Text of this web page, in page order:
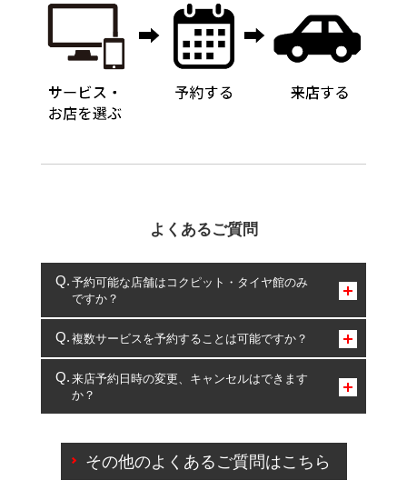
よくあるご質問
予約可能な店舗はコクピット・タイヤ館のみ
ですか？
コクピット・タイヤ館のみとなります。
複数サービスを予約することは可能ですか？
複数サービスのご予約は可能です。
一部の商品・サービスの組み合わせに限り、同時にご予約が
出来ないものもございます。
来店予約日時の変更、キャンセルはできます
か？
ご来店予約日の3営業日前を過ぎている場合のご予約
の日時変更につきましては、直接ご予約の店舗まで
その他のよくあるご質問はこちら